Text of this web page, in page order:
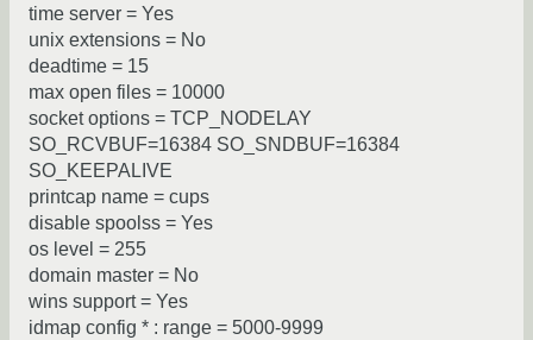
time server = Yes
unix extensions = No
deadtime = 15
max open files = 10000
socket options = TCP_NODELAY
SO_RCVBUF=16384 SO_SNDBUF=16384
SO_KEEPALIVE
printcap name = cups
disable spoolss = Yes
os level = 255
domain master = No
wins support = Yes
idmap config * : range = 5000-9999